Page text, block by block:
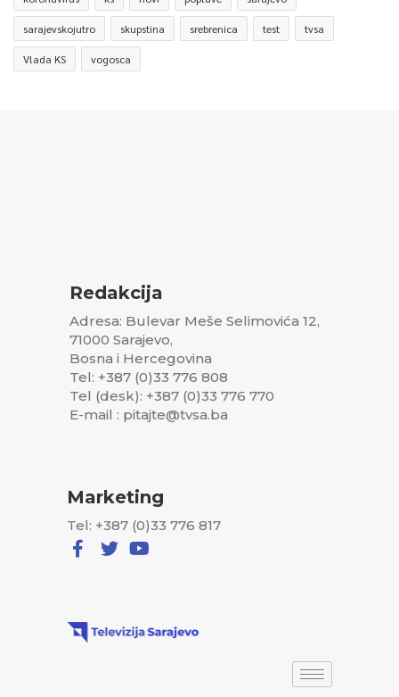
sarajevskojutro skupstina srebrenica test tvsa
Vlada KS vogosca
Redakcija
Adresa: Bulevar Meše Selimovića 12,
71000 Sarajevo,
Bosna i Hercegovina
Tel: +387 (0)33 776 808
Tel (desk): +387 (0)33 776 770
E-mail : pitajte@tvsa.ba
Marketing
Tel: +387 (0)33 776 817